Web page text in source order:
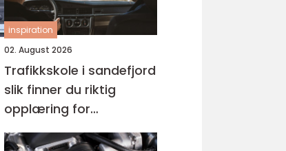
inspiration
02. August 2026
Trafikkskole i sandefjord
slik finner du riktig
opplæring for
førerkortet